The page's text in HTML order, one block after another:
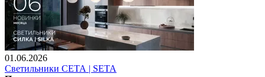
01.06.2026
Светильники СЕТА | SETA